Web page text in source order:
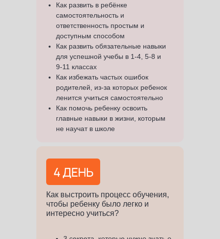
Как развить в ребёнке
самостоятельность и
ответственность простым и
доступным способом
Как развить обязательные навыки
для успешной учебы в 1-4, 5-8 и
9-11 классах
Как избежать частых ошибок
родителей, из-за которых ребенок
ленится учиться самостоятельно
Как помочь ребенку освоить
главные навыки в жизни, которым
не научат в школе
Как выстроить процесс обучения,
чтобы ребенку было легко и
интересно учиться?